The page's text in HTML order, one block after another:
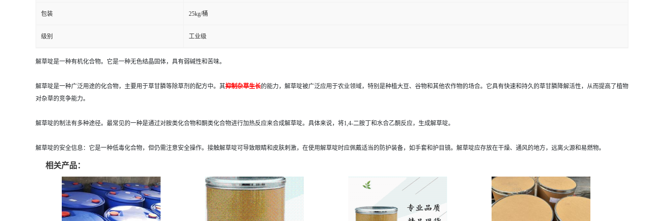
包装 25kg/桶
级别 工业级
解草啶是一种有机化合物。它是一种无色结晶固体，具有弱碱性和苦味。
解草啶是一种广泛用途的化合物，主要用于草甘膦等除草剂的配方中。其抑制杂草生长的能力，解草啶被广泛应用于农业领域，特别是种植大豆、谷物和其他农作物的场合。它具有快速和持久的草甘膦降解活性，从而提高了植物
对杂草的竞争能力。
解草啶的制法有多种途径。最常见的一种是通过对胺类化合物和酮类化合物进行加热反应来合成解草啶。具体来说，将1,4-二胺丁和水合乙酮反应，生成解草啶。
解草啶的安全信息：它是一种低毒化合物，但仍需注意安全操作。接触解草啶可导致眼睛和皮肤刺激，在使用解草啶时应佩戴适当的防护装备，如手套和护目镜。解草啶应存放在干燥、通风的地方，远离火源和易燃物。
相关产品：